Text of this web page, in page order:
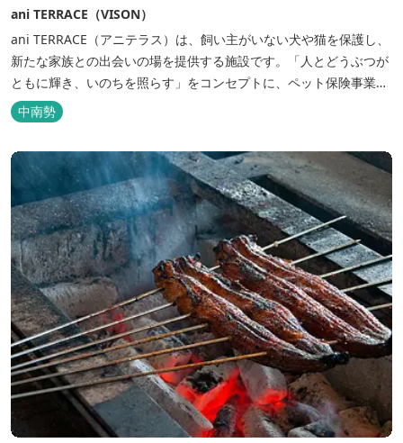
ani TERRACE（VISON）
ani TERRACE（アニテラス）は、飼い主がいない犬や猫を保護し、
新たな家族との出会いの場を提供する施設です。「人とどうぶつが
ともに輝き、いのちを照らす」をコンセプトに、ペット保険事業を
行うアニコムグループが運営します。また、本施設では、飼い主様
と一緒にVISONへ訪れたペットを一時的にお預かりするペットホテ
ルをご用意しているほか、広々...
中南勢